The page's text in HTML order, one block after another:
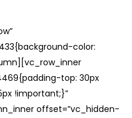
color:
top: 30px
!important;}”
offset=”vc_hidden-